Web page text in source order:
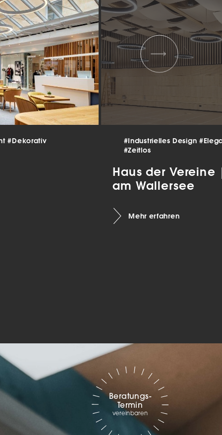
#Dekorativ
#Industrielles Design
#Zeitlos
Haus der
am Wallersee
Mehr erfahren
Beratungs-
Termin
vereinbaren
.
Zurück